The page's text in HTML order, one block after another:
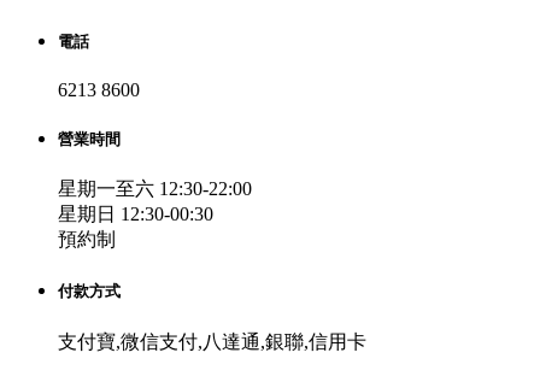
電話
6213 8600
營業時間
星期一至六 12:30-22:00
星期日 12:30-00:30
預約制
付款方式
支付寶,微信支付,八達通,銀聯,信用卡